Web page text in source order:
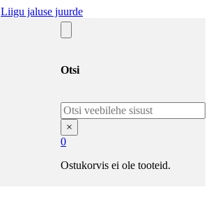
Liigu jaluse juurde
Otsi
Otsi
×
0
Ostukorvis ei ole tooteid.